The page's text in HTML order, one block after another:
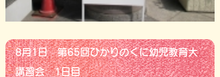
8月1日 第65回ひかりのくに幼児教育大
講習会 1日目